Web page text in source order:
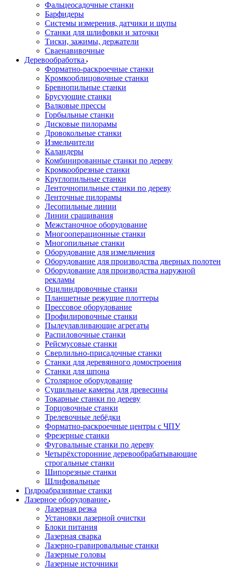
Фальцеосадочные станки
Барфидеры
Системы измерения, датчики и щупы
Станки для шлифовки и заточки
Тиски, зажимы, держатели
Cваенавивочные
Деревообработка
Форматно-раскроечные станки
Кромкооблицовочные станки
Бревнопильные станки
Брусующие станки
Валковые прессы
Горбыльные станки
Дисковые пилорамы
Дровокольные станки
Измельчители
Каландеры
Комбинированные станки по дереву
Кромкообрезные станки
Круглопильные станки
Ленточнопильные станки по дереву
Ленточные пилорамы
Лесопильные линии
Линии сращивания
Межстаночное оборудование
Многооперационные станки
Многопильные станки
Оборудование для измельчения
Оборудование для производства дверных полотен
Оборудование для производства наружной
рекламы
Оцилиндровочные станки
Планшетные режущие плоттеры
Прессовое оборудование
Профилировочные станки
Пылеулавливающие агрегаты
Распиловочные станки
Рейсмусовые станки
Сверлильно-присадочные станки
Станки для деревянного домостроения
Станки для шпона
Столярное оборудование
Сушильные камеры для древесины
Токарные станки по дереву
Торцовочные станки
Трелевочные лебёдки
Форматно-раскроечные центры с ЧПУ
Фрезерные станки
Фуговальные станки по дереву
Четырёхсторонние деревообрабатывающие
строгальные станки
Шипорезные станки
Шлифовальные
Гидроабразивные станки
Лазерное оборудование
Лазерная резка
Установки лазерной очистки
Блоки питания
Лазерная сварка
Лазерно-гравировальные станки
Лазерные головы
Лазерные источники